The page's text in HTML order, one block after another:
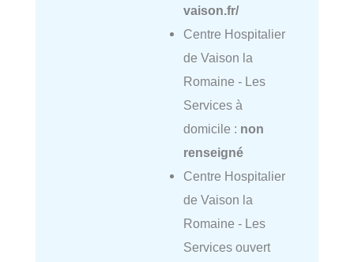
vaison.fr/
Centre Hospitalier
de Vaison la
Romaine - Les
Services à
domicile : non
renseigné
Centre Hospitalier
de Vaison la
Romaine - Les
Services ouvert